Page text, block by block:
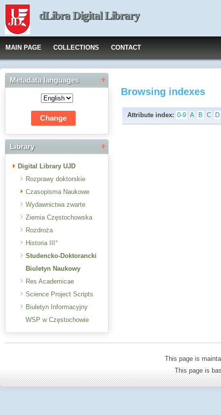
dLibra Digital Library
MAIN PAGE COLLECTIONS CONTACT
Metadata languages
Library
Digital Library UJD
Rozprawy doktorskie
Czasopisma Naukowe
Wydawnictwa zwarte
Ziemia Częstochowska
Rozdroża
Historia III°
Studencko-Doktorancki
Biuletyn Naukowy
Res Academicae
Science Project Scripts
Biuletyn Informacyjny
WSP w Częstochowie
Browsing indexes
Attribute index: 0-9 A B C D
This page is
This page is